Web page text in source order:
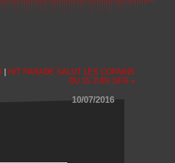
HIT PARADE SALUT LES COPAINS
DU 15 JUIN 1976 »
10/07/2016